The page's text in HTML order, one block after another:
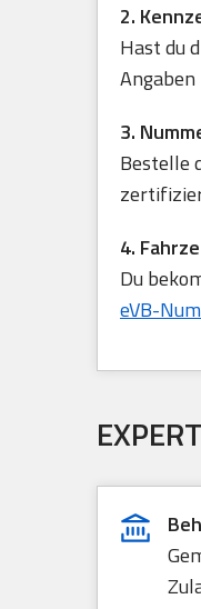
2.
Hast du
3.
Bestelle
4.
Du
eVB-